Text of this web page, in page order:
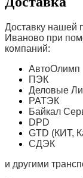
Доставку нашей
Иваново при
компаний:
АвтоОлимп
ПЭК
Деловые
РАТЭК
Байкал
DPD
GTD (КИТ,
СДЭК
и другими